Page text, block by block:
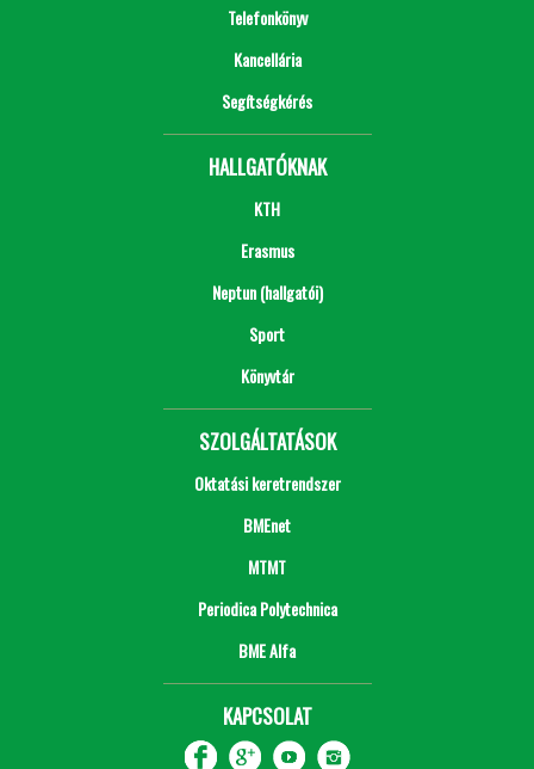
Telefonkönyv
Kancellária
Segítségkérés
HALLGATÓKNAK
KTH
Erasmus
Neptun (hallgatói)
Sport
Könyvtár
SZOLGÁLTATÁSOK
Oktatási keretrendszer
BMEnet
MTMT
Periodica Polytechnica
BME Alfa
KAPCSOLAT